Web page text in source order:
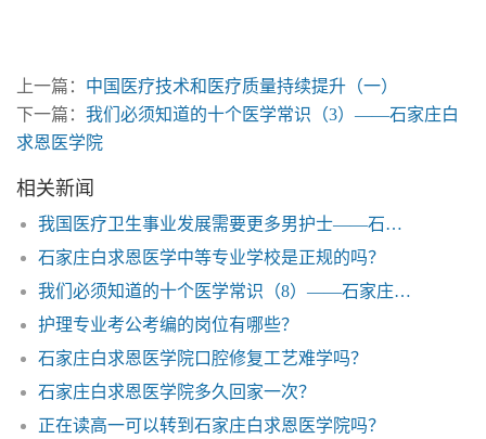
上一篇： 中国医疗技术和医疗质量持续提升（一）
下一篇： 我们必须知道的十个医学常识（3）——石家庄白
求恩医学院
相关新闻
我国医疗卫生事业发展需要更多男护士——石家庄白求恩医学院
石家庄白求恩医学中等专业学校是正规的吗？
我们必须知道的十个医学常识（8）——石家庄白求恩医学院
护理专业考公考编的岗位有哪些？
石家庄白求恩医学院口腔修复工艺难学吗？
石家庄白求恩医学院多久回家一次？
正在读高一可以转到石家庄白求恩医学院吗？